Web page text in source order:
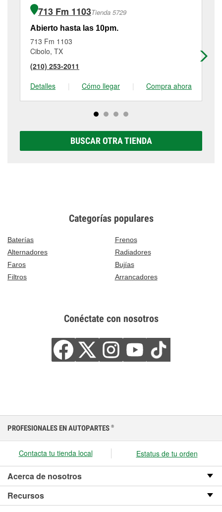
713 Fm 1103Tienda 5729
Abierto hasta las 10pm.
713 Fm 1103
Cibolo, TX
(210) 253-2011
Detalles
| Cómo llegar | Compra ahora
BUSCAR OTRA TIENDA
Categorías populares
Baterías
Frenos
Alternadores
Radiadores
Faros
Bujías
Filtros
Arrancadores
Conéctate con nosotros
PROFESIONALES EN AUTOPARTES ®
Contacta tu tienda local Estatus de tu orden
Acerca de nosotros
Recursos